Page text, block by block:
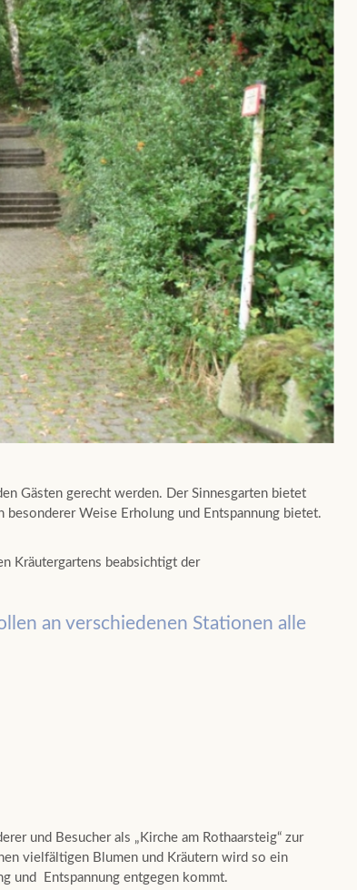
Gästen gerecht werden. Der Sinnesgarten bietet
besonderer Weise Erholung und Entspannung bietet.
Kräutergartens beabsichtigt der
an verschiedenen Stationen alle
und Besucher als „Kirche am Rothaarsteig“ zur
vielfältigen Blumen und Kräutern wird so ein
und Entspannung entgegen kommt.